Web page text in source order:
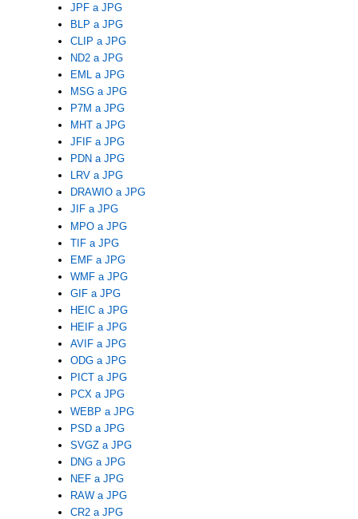
JPF a JPG
BLP a JPG
CLIP a JPG
ND2 a JPG
EML a JPG
MSG a JPG
P7M a JPG
MHT a JPG
JFIF a JPG
PDN a JPG
LRV a JPG
DRAWIO a JPG
JIF a JPG
MPO a JPG
TIF a JPG
EMF a JPG
WMF a JPG
GIF a JPG
HEIC a JPG
HEIF a JPG
AVIF a JPG
ODG a JPG
PICT a JPG
PCX a JPG
WEBP a JPG
PSD a JPG
SVGZ a JPG
DNG a JPG
NEF a JPG
RAW a JPG
CR2 a JPG